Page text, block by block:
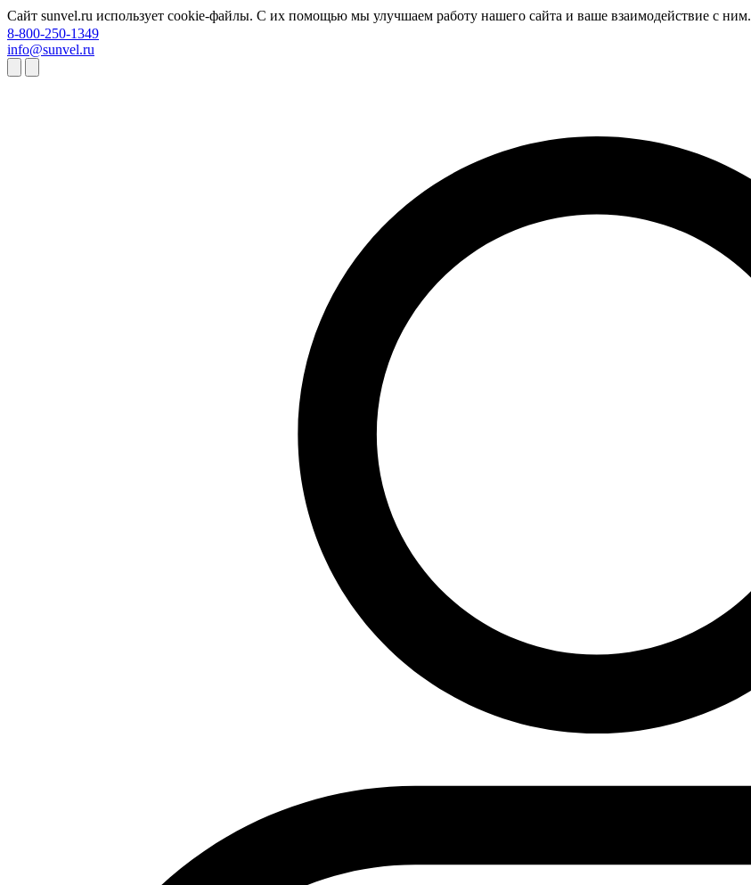
Сайт sunvel.ru использует cookie-файлы. С их помощью мы улучшаем работу нашего сайта и ваше взаимодействие с ним.
8-800-250-1349
info@sunvel.ru